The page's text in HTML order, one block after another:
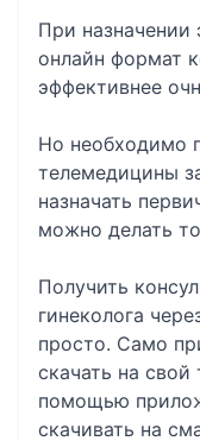
При назначении
онлайн формат
эффективнее
Но необходимо
телемедицины
назначать
можно делать
Получить
гинеколога
просто. Само
скачать на
помощью
скачивать на